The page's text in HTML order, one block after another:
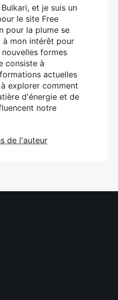
et je suis un
le site Free
pour la plume se
mon intérêt pour
formes
consiste à
actuelles
explorer comment
d'énergie et de
notre
de l'auteur